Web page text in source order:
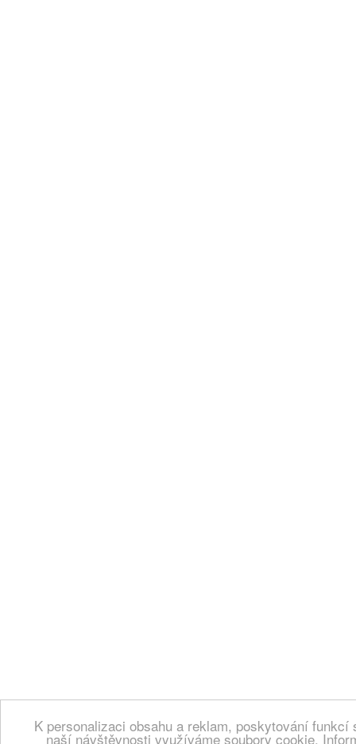
K personalizaci obsahu a reklam, poskytování
naší návštěvnosti využíváme soubory cookie.